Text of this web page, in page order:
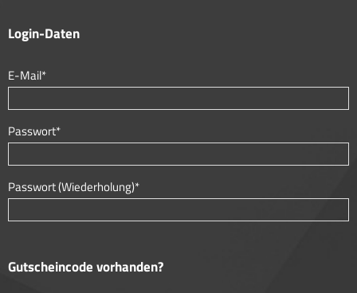
Login-Daten
E-Mail*
Passwort*
Passwort (Wiederholung)*
Gutscheincode vorhanden?